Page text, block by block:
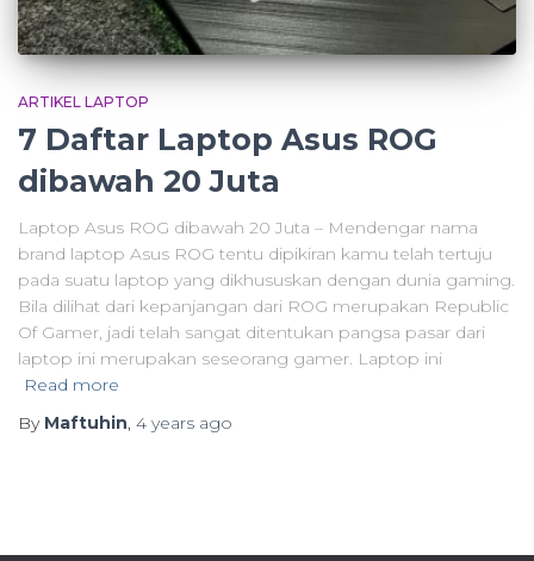
ARTIKEL LAPTOP
7 Daftar Laptop Asus ROG
dibawah 20 Juta
Laptop Asus ROG dibawah 20 Juta – Mendengar nama
brand laptop Asus ROG tentu dipikiran kamu telah tertuju
pada suatu laptop yang dikhususkan dengan dunia gaming.
Bila dilihat dari kepanjangan dari ROG merupakan Republic
Of Gamer, jadi telah sangat ditentukan pangsa pasar dari
laptop ini merupakan seseorang gamer. Laptop ini
Read more
By Maftuhin, 4 years ago